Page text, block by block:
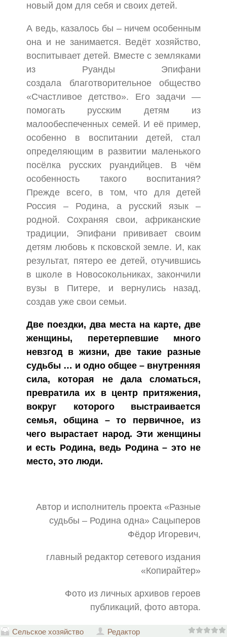
новый дом для себя и своих детей.
А ведь, казалось бы – ничем особенным
она и не занимается. Ведёт хозяйство,
воспитывает детей. Вместе с земляками
из Руанды Эпифани
создала благотворительное общество
«Счастливое детство». Его задачи —
помогать русским детям из
малообеспеченных семей. И её пример,
особенно в воспитании детей, стал
определяющим в развитии маленького
посёлка русских руандийцев. В чём
особенность такого воспитания?
Прежде всего, в том, что для детей
Россия – Родина, а русский язык –
родной. Сохраняя свои, африканские
традиции, Эпифани прививает своим
детям любовь к псковской земле. И, как
результат, пятеро ее детей, отучившись
в школе в Новосокольниках, закончили
вузы в Питере, и вернулись назад,
создав уже свои семьи.
Две поездки, два места на карте, две
женщины, перетерпевшие много
невзгод в жизни, две такие разные
судьбы … и одно общее – внутренняя
сила, которая не дала сломаться,
превратила их в центр притяжения,
вокруг которого выстраивается
семья, община – то первичное, из
чего вырастает народ. Эти женщины
и есть Родина, ведь Родина – это не
место, это люди.
Автор и исполнитель проекта «Разные
судьбы – Родина одна» Сацыперов
Фёдор Игоревич,
главный редактор сетевого издания
«Копирайтер»
Фото из личных архивов героев
публикаций, фото автора.
Сельское хозяйство
Редактор